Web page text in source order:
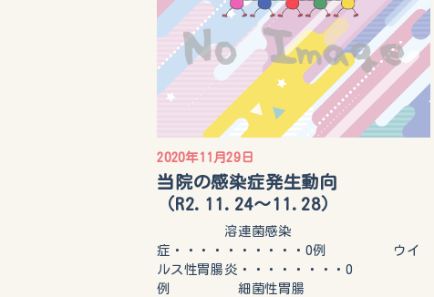
2020年11月29日
当院の感染症発生動向
（R2.11.24～11.28）
溶連菌感染
症・・・・・・・・・・0例 ウイ
ルス性胃腸炎・・・・・・・・0
例 細菌性胃腸